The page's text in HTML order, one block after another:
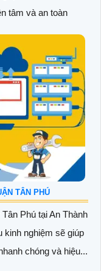
tâm và an toàn
TÂN PHÚ
Phú tại An Thành
kinh nghiệm sẽ giúp
chóng và hiệu...